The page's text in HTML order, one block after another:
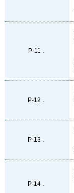
P-11．
P-12．
P-13．
P-14．